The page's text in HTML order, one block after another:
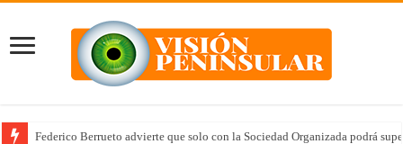
Federico Berrueto advierte que solo con la Sociedad Organizada podrá